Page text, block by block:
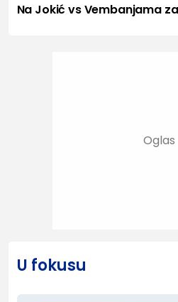
Na Jokić vs Vembanjama
U fokusu